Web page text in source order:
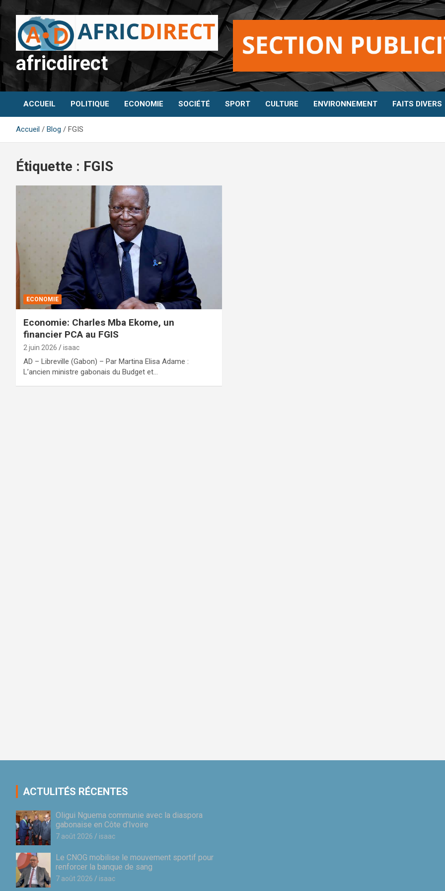
Aller
contenu
africdirect
ACCUEIL POLITIQUE ECONOMIE SOCIÉTÉ SPORT CULTURE ENVIRONNEMENT FAITS DIVERS
Accueil Blog FGIS
Étiquette : FGIS
ECONOMIE
Economie: Charles Mba Ekome, un
financier PCA au FGIS
2 juin 2026 isaac
AD – Libreville (Gabon) – Par Martina Elisa Adame :
L’ancien ministre gabonais du Budget et…
ACTULITÉS RÉCENTES
Oligui Nguema communie avec la diaspora
gabonaise en Côte d’Ivoire
7 août 2026 isaac
Le CNOG mobilise le mouvement sportif pour
renforcer la banque de sang
7 août 2026 isaac